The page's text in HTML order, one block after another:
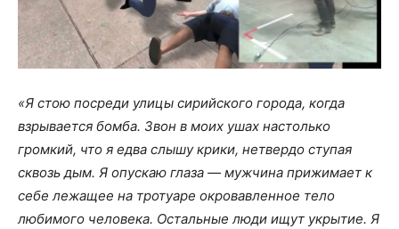
«Я стою посреди улицы сирийского города, когда
взрывается бомба. Звон в моих ушах настолько
громкий, что я едва слышу крики, нетвердо ступая
сквозь дым. Я опускаю глаза — мужчина прижимает к
себе лежащее на тротуаре окровавленное тело
любимого человека. Остальные люди ищут укрытие. Я